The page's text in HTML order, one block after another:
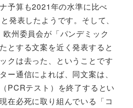
予算も2021年の水準に比べ
発表したようです。そして、
州委員会が「パンデミック
とする文案を近く発表すると
クは去った、ということです
ー通信によれば、同文案は、
PCRテスト）を終了するとい
在必死に取り組んでいる「コ